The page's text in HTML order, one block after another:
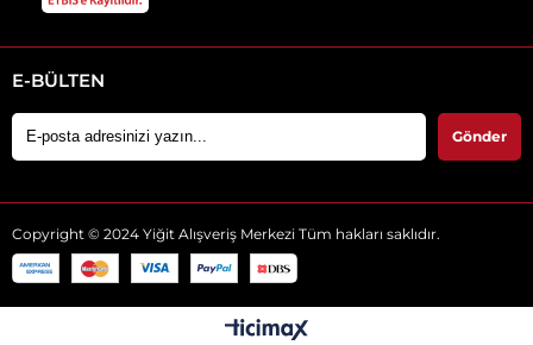
E-BÜLTEN
Gönder
Copyright © 2024 Yiğit Alışveriş Merkezi Tüm hakları saklıdır.